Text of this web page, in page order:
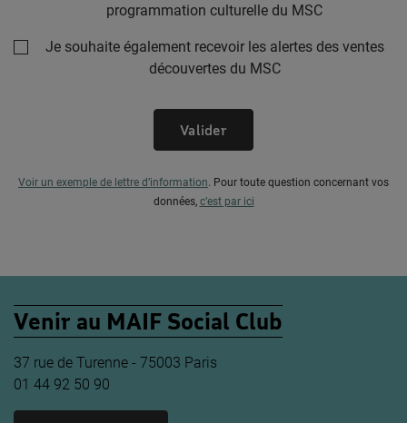
programmation culturelle du MSC
Je souhaite également recevoir les alertes des ventes
découvertes du MSC
Valider
Voir un exemple de lettre d’information. Pour toute question concernant vos
données, c’est par ici
Venir au MAIF Social Club
37 rue de Turenne - 75003 Paris
01 44 92 50 90